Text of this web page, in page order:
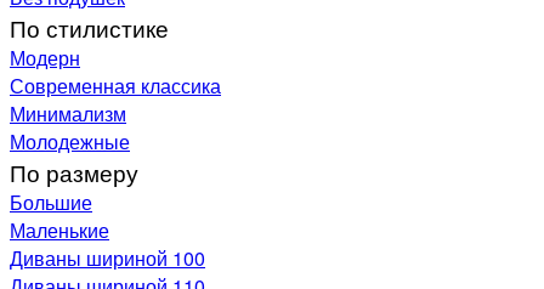
По стилистике
Модерн
Современная классика
Минимализм
Молодежные
По размеру
Большие
Маленькие
Диваны шириной 100